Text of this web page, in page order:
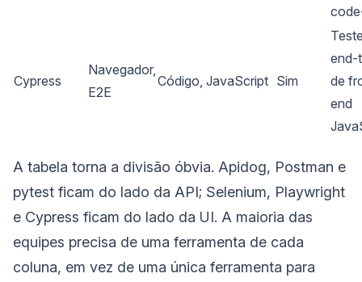
Cypress
Navegador,
E2E
Código, JavaScript Sim
end-
de
end
A tabela torna a divisão óbvia. Apidog, Postman e
pytest ficam do lado da API; Selenium, Playwright
e Cypress ficam do lado da UI. A maioria das
equipes precisa de uma ferramenta de cada
coluna, em vez de uma única ferramenta para